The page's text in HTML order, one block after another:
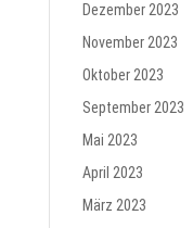
Dezember 2023
November 2023
Oktober 2023
September 2023
Mai 2023
April 2023
März 2023